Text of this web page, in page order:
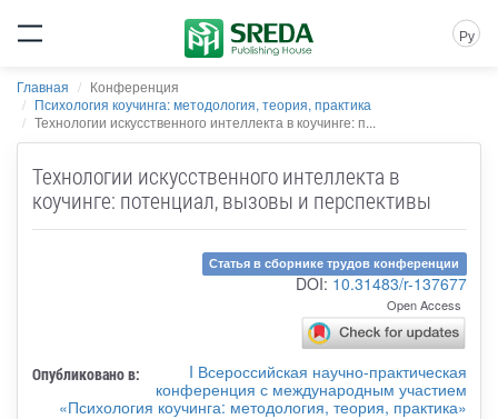
Ру
Главная
Конференция
Психология коучинга: методология, теория, практика
Технологии искусственного интеллекта в коучинге: п...
Технологии искусственного интеллекта в
коучинге: потенциал, вызовы и перспективы
Статья в сборнике трудов конференции
DOI:10.31483/r-137677
Open Access
Опубликовано в:
I Всероссийская научно-практическая
конференция с международным участием
«Психология коучинга: методология, теория, практика»